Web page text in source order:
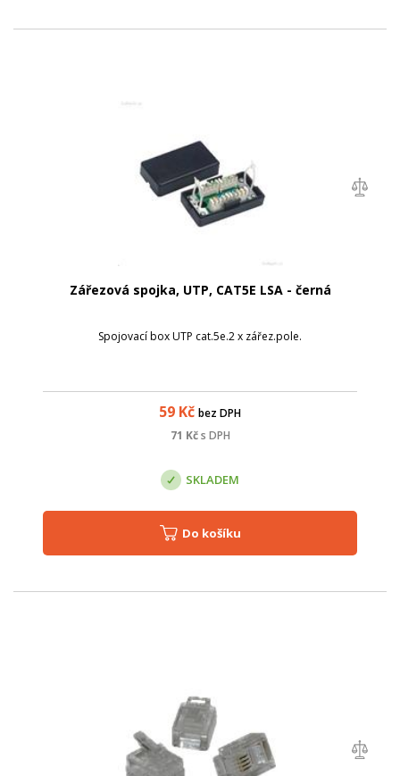
Zářezová spojka, UTP, CAT5E LSA - černá
Spojovací box UTP cat.5e.2 x zářez.pole.
59 Kč bez DPH
71 Kč s DPH
SKLADEM
Do košíku